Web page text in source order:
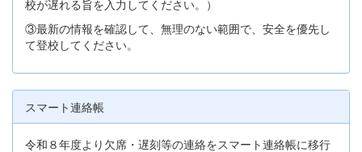
校が遅れる旨を入力してください。）
③最新の情報を確認して、無理のない範囲で、安全を優先し
て登校してください。
スマート連絡帳
令和８年度より欠席・遅刻等の連絡をスマート連絡帳に移行